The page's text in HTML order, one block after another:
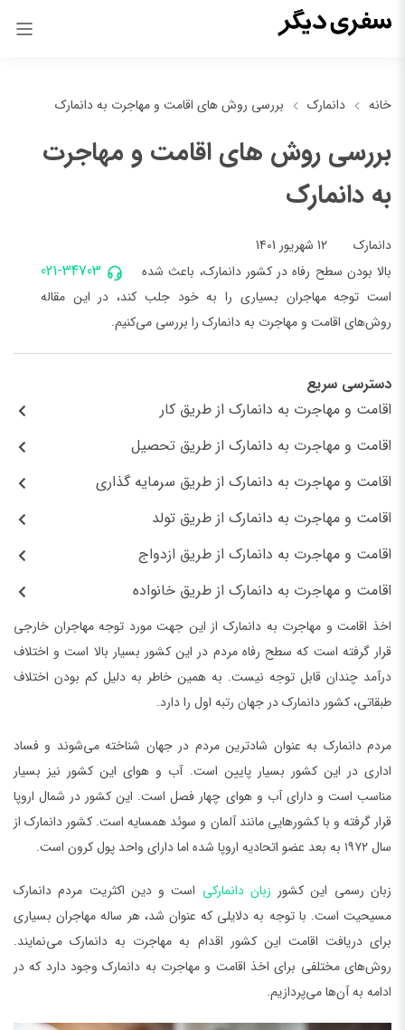
خانه دانمارک بررسی روش های اقامت و مهاجرت به دانمارک
بررسی روش های اقامت و مهاجرت
به دانمارک
دانمارک 12 شهریور 1401
021-34703
بالا بودن سطح رفاه در کشور دانمارک، باعث شده
است توجه مهاجران بسیاری را به خود جلب کند، در این مقاله
روش‌های اقامت و مهاجرت به دانمارک را بررسی می‌کنیم.
دسترسی سریع
اقامت و مهاجرت به دانمارک از طریق کار
اقامت و مهاجرت به دانمارک از طریق تحصیل
اقامت و مهاجرت به دانمارک از طریق سرمایه گذاری
اقامت و مهاجرت به دانمارک از طریق تولد
اقامت و مهاجرت به دانمارک از طریق ازدواج
اقامت و مهاجرت به دانمارک از طریق خانواده
اخذ اقامت و مهاجرت به دانمارک از این جهت مورد توجه مهاجران خارجی
قرار گرفته است که سطح رفاه مردم در این کشور بسیار بالا است و اختلاف
درآمد چندان قابل توجه نیست. به همین خاطر به دلیل کم بودن اختلاف
طبقاتی، کشور دانمارک در جهان رتبه اول را دارد.
مردم دانمارک به عنوان شادترین مردم در جهان شناخته می‌شوند و فساد
اداری در این کشور بسیار پایین است. آب و هوای این کشور نیز بسیار
مناسب است و دارای آب و هوای چهار فصل است. این کشور در شمال اروپا
قرار گرفته و با کشورهایی مانند آلمان و سوئد همسایه است. کشور دانمارک از
سال ۱۹۷۲ به بعد عضو اتحادیه اروپا شده اما دارای واحد پول کرون است.
زبان رسمی این کشور زبان دانمارکی است و دین اکثریت مردم دانمارک
مسیحیت است. با توجه به دلایلی که عنوان شد، هر ساله مهاجران بسیاری
برای دریافت اقامت این کشور اقدام به مهاجرت به دانمارک می‌نمایند.
روش‌های مختلفی برای اخذ اقامت و مهاجرت به دانمارک وجود دارد که در
ادامه به آن‌ها می‌پردازیم.